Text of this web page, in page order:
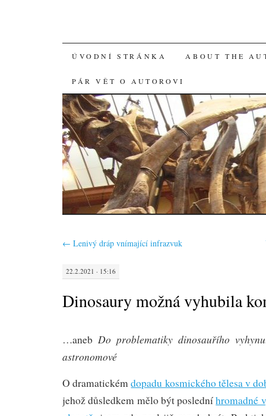
SKIP
TO
CONTENT
ÚVODNÍ STRÁNKA ABOUT THE
PÁR VĚT O AUTOROVI
← Lenivý dráp vnímající infrazvuk
22.2.2021 · 15:16
Dinosaury možná vyhubila
…aneb Do problematiky dinosauřího
astronomové
O dramatickémdopadu kosmického tělesa v
jehož důsledkem mělo být posledníhromadné